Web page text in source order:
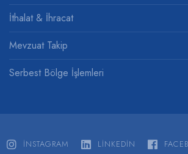
İthalat & İhracat
Mevzuat Takip
Serbest Bölge İşlemleri
INSTAGRAM LINKEDIN